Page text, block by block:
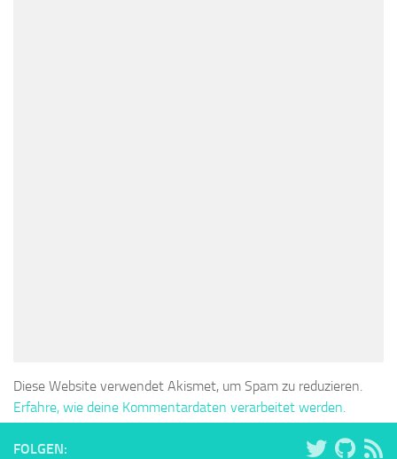
Diese Website verwendet Akismet, um Spam zu reduzieren.
Erfahre, wie deine Kommentardaten verarbeitet werden.
FOLGEN: